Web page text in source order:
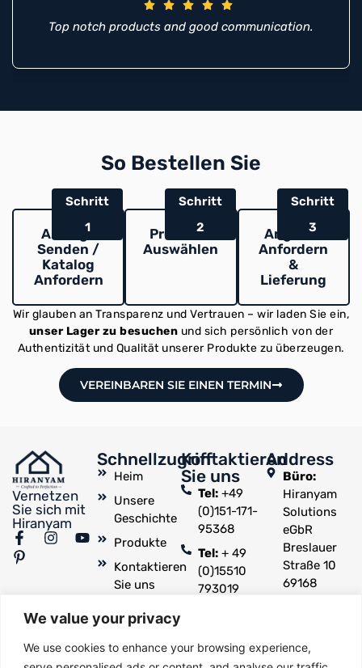
We value your privacy
We use cookies to enhance your browsing experience,
Top notch products and good communication.
So Bestellen Sie
Schritt
1
Anfrage
Senden /
Katalog
Anfordern
Schritt
2
Produkte
Auswählen
Schritt
3
Angebot
Anfordern
&
Lieferung
Wir glauben an Transparenz und Vertrauen – wir laden Sie ein,
unser Lager zu besuchen und sich persönlich von der
Authentizität und Qualität unserer Produkte zu überzeugen.
VEREINBAREN SIE EINEN TERMIN
Vernetzen
Sie sich mit
Hiranyam
Schnellzugriff
Heim
Unsere
Geschichte
Produkte
Kontaktieren
Sie uns
Kontaktieren
Sie uns
Tel: +49
(0)151-171-
95368
Tel: + 49
(0)15510
793019
Address
Büro:
Hiranyam
Solutions
eGbR
Breslauer
Straße 10
69168
Lager:
Bangert 7,